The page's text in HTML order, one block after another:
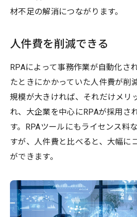
材不足の解消につながります。
人件費を削減できる
RPAによって事務作業が自動化さ
たときにかかっていた人件費が削
規模が大きければ、それだけメリ
れ、大企業を中心にRPAが採用さ
す。RPAツールにもライセンス料
すが、人件費と比べると、大幅に
ができます。